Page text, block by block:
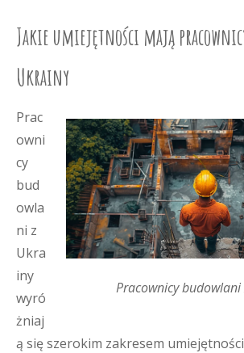
Jakie umiejętności mają
Ukrainy
Pracownicy
Prac
owni
cy
bud
owla
ni z
Ukra
iny
wyró
żniaj
ą się szerokim zakresem